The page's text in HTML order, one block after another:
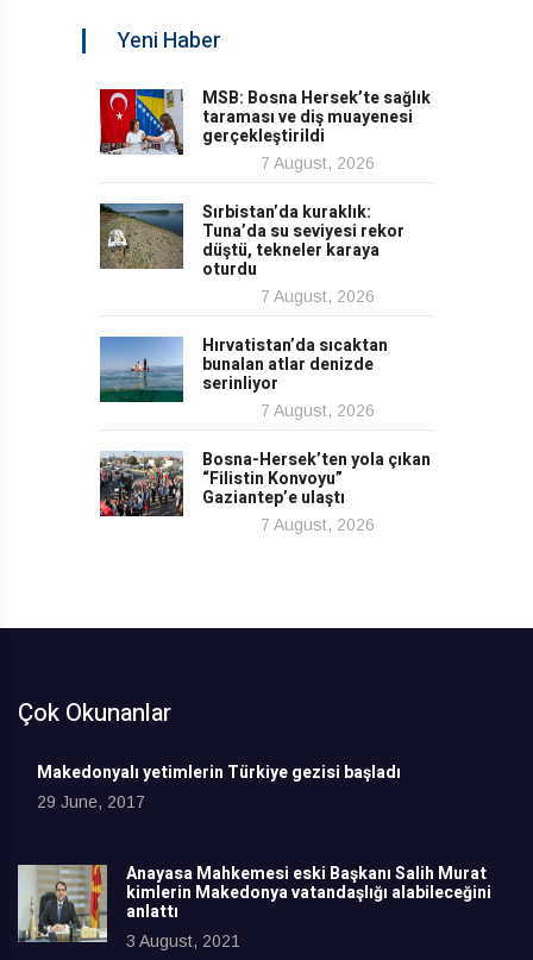
Yeni Haber
MSB: Bosna Hersek’te sağlık
taraması ve diş muayenesi
gerçekleştirildi
7 August, 2026
Sırbistan’da kuraklık:
Tuna’da su seviyesi rekor
düştü, tekneler karaya
oturdu
7 August, 2026
Hırvatistan’da sıcaktan
bunalan atlar denizde
serinliyor
7 August, 2026
Bosna-Hersek’ten yola çıkan
“Filistin Konvoyu”
Gaziantep’e ulaştı
7 August, 2026
Çok Okunanlar
Makedonyalı yetimlerin Türkiye gezisi başladı
29 June, 2017
Anayasa Mahkemesi eski Başkanı Salih Murat
kimlerin Makedonya vatandaşlığı alabileceğini
anlattı
3 August, 2021